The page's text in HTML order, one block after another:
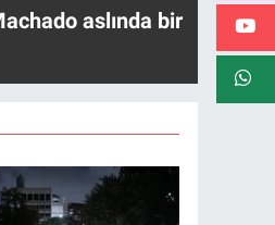
aslında bir